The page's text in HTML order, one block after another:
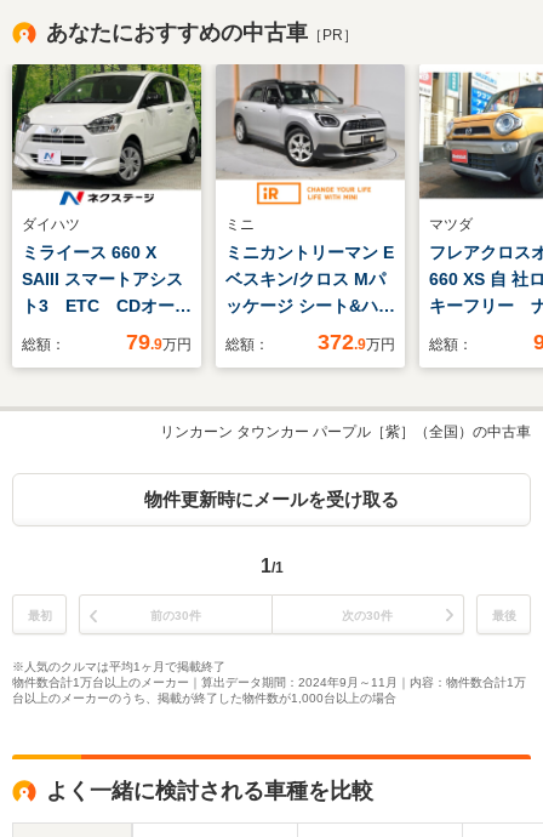
あなたにおすすめの中古車 ［PR］
ダイハツ
ミライース 660 X
SAIII スマートアシス
ト3 ETC CDオーデ
ィオ クリアランスソ
ートハイビーム アイ
ドリングストップ 車
総額： 79.9万円
ミニ
ミニカントリーマン E
ベスキン/クロス Mパ
ッケージ シート&ハン
ドルヒーター 電動シ
ビ ワイヤレスチャー
ジ ペダル踏み間違い
付
総額： 372.9万円
マツダ
フレアクロス
660 XS 自
キーフリー
Bluetooth
総額：
リンカーン タウンカー パープル［紫］（全国）の中古車
物件更新時にメールを受け取る
1/1
最初 前の30件 次の30件 最後
※人気のクルマは平均1ヶ月で掲載終了
物件数合計1万台以上のメーカー｜算出データ期間：2024年9月～11月｜内容：物件数合計1万
台以上のメーカーのうち、掲載が終了した物件数が1,000台以上の場合
よく一緒に検討される車種を比較